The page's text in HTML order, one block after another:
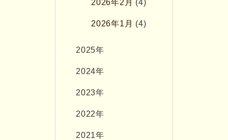
2026年2月 (4)
2026年1月 (4)
2025年
2024年
2023年
2022年
2021年